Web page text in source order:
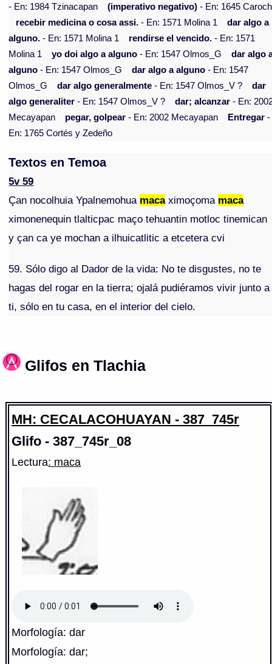
- En: 1984 Tzinacapan
(imperativo negativo) - En: 1645
recebir medicina o cosa assi. - En: 1571 Molina 1
dar algo a
alguno. - En: 1571 Molina 1 rendirse el vencido. - En: 1571
Molina 1
yo doi algo a alguno - En: 1547 Olmos_G
dar algo
alguno - En: 1547 Olmos_G dar algo a alguno - En: 1547
Olmos_G
dar algo generalmente - En: 1547 Olmos_V ?
dar
algo generaliter - En: 1547 Olmos_V ? dar; alcanzar - En:
Mecayapan
pegar, golpear - En: 2002 Mecayapan Entregar -
En: 1765 Cortés y Zedeño
Textos en Temoa
5v 59
Çan nocolhuia Ypalnemohua macaximoçoma maca
ximonenequin tlalticpac maço tehuantin motloc tinemican
y çan ca ye mochan a ilhuicatlitic a etcetera cvi
59. Sólo digo al Dador de la vida: No te disgustes, no te
hagas del rogar en la tierra; ojalá pudiéramos vivir junto a
ti, sólo en tu casa, en el interior del cielo.
Glifos en Tlachia
MH: CECALACOHUAYAN - 387_745r
Glifo - 387_745r_08
Lectura: maca
Morfología: dar
Morfología: dar;